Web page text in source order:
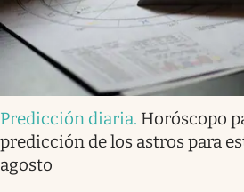
Predicción diaria. Horóscopo
predicción de los astros para
agosto